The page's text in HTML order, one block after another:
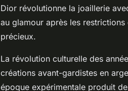
Dior révolutionne la joaillerie
au glamour après les
précieux.
La révolution culturelle des
créations avant-gardistes en
époque expérimentale produit